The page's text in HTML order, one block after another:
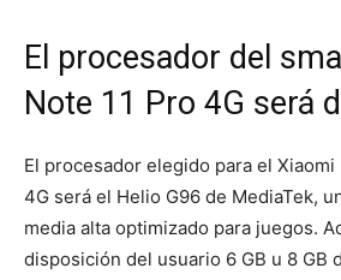
El procesador del
Note 11 Pro 4G será
El procesador elegido para el Xiaomi
4G será el Helio G96 de MediaTek,
media alta optimizado para juegos.
disposición del usuario 6 GB u 8 GB